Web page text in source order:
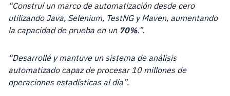
“Construí un marco de automatización desde cero
utilizando Java, Selenium, TestNG y Maven, aumentando
la capacidad de prueba en un70%.”.
“Desarrollé y mantuve un sistema de análisis
automatizado capaz de procesar 10 millones de
operaciones estadísticas al día”.